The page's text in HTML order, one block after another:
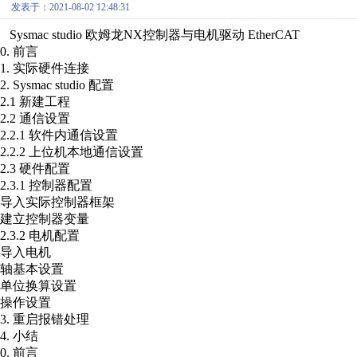
发表于：2021-08-02 12:48:31
Sysmac studio 欧姆龙NX控制器与电机驱动 EtherCAT
0. 前言
1. 实际硬件连接
2. Sysmac studio 配置
2.1 新建工程
2.2 通信设置
2.2.1 软件内通信设置
2.2.2 上位机本地通信设置
2.3 硬件配置
2.3.1 控制器配置
导入实际控制器框架
建立控制器变量
2.3.2 电机配置
导入电机
轴基本设置
单位换算设置
操作设置
3. 重启报错处理
4. 小结
0. 前言